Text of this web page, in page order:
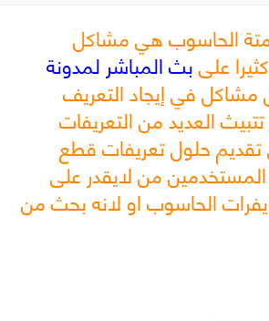
الحاسوب هي مشاكل
علىبث المباشر لمدونة
في إيجاد التعريف
العديد من التعريفات
حلول تعريفات قطع
من لايقدر على
الحاسوب او لانه بحث من